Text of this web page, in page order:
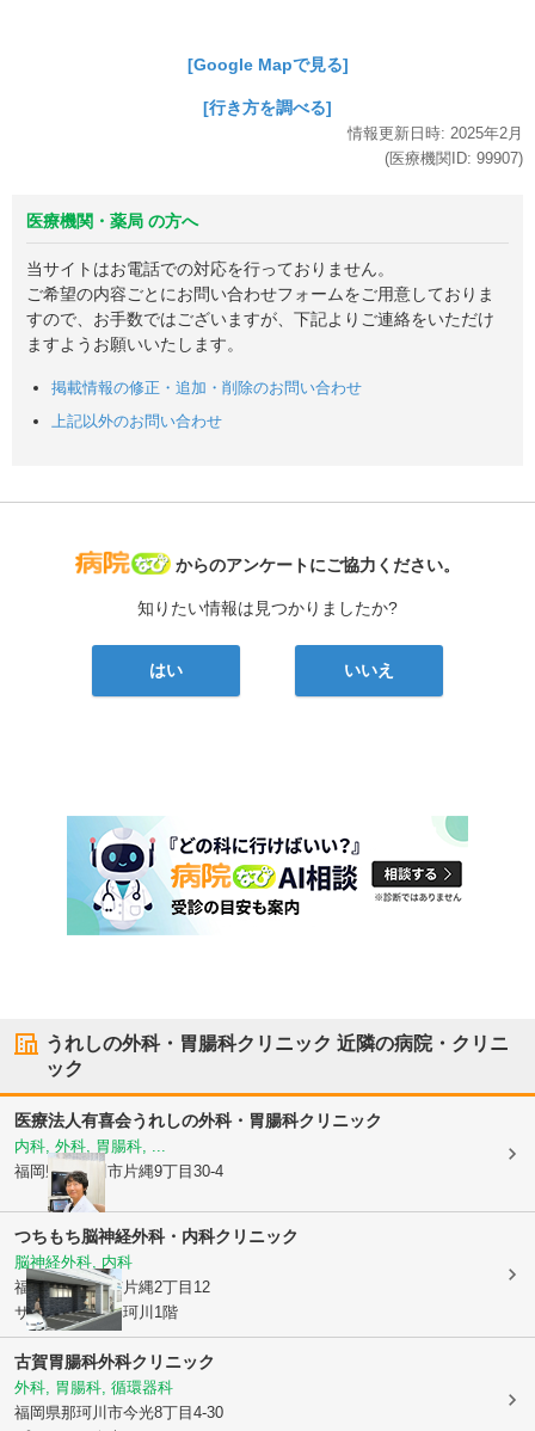
[Google Mapで見る]
[行き方を調べる]
情報更新日時: 2025年2月
(医療機関ID: 99907)
医療機関・薬局 の方へ
当サイトはお電話での対応を行っておりません。
ご希望の内容ごとにお問い合わせフォームをご用意しておりま
すので、お手数ではございますが、下記よりご連絡をいただけ
ますようお願いいたします。
掲載情報の修正・追加・削除のお問い合わせ
上記以外のお問い合わせ
病院なび
からのアンケートにご協力ください。
知りたい情報は見つかりましたか?
はい いいえ
うれしの外科・胃腸科クリニック 近隣の病院・クリニ
ック
医療法人有喜会うれしの外科・胃腸科クリニック
内科, 外科, 胃腸科, ...
福岡県那珂川市片縄9丁目30-4
つちもち脳神経外科・内科クリニック
脳神経外科, 内科
福岡県那珂川市片縄2丁目12
サンシャイン那珂川1階
古賀胃腸科外科クリニック
外科, 胃腸科, 循環器科
福岡県那珂川市今光8丁目4-30